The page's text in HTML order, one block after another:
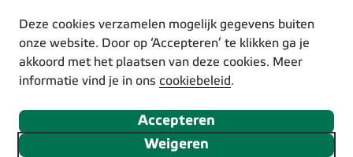
Disclaimer
Responsible Disclosure
Toegankelijkheidsverklaring
Volg ons via social media
Deze cookies verzamelen mogelijk gegevens buiten
onze website. Door op ‘Accepteren’ te klikken ga je
akkoord met het plaatsen van deze cookies. Meer
informatie vind je in ons cookiebeleid.
Accepteren
Weigeren